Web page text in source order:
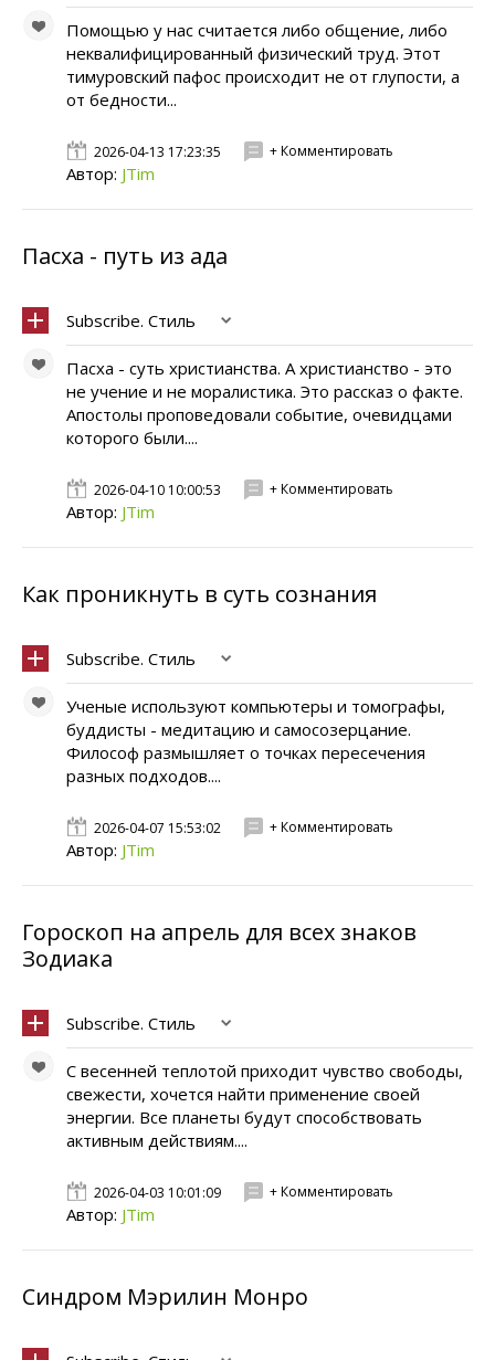
Помощью у нас считается либо общение, либо
неквалифицированный физический труд. Этот
тимуровский пафос происходит не от глупости, а
от бедности...
2026-04-13 17:23:35 + Комментировать
Автор: JTim
Пасха - путь из ада
Subscribe. Стиль
Пасха - суть христианства. А христианство - это
не учение и не моралистика. Это рассказ о факте.
Апостолы проповедовали событие, очевидцами
которого были....
2026-04-10 10:00:53 + Комментировать
Автор: JTim
Как проникнуть в суть сознания
Subscribe. Стиль
Ученые используют компьютеры и томографы,
буддисты - медитацию и самосозерцание.
Философ размышляет о точках пересечения
разных подходов....
2026-04-07 15:53:02 + Комментировать
Автор: JTim
Гороскоп на апрель для всех знаков
Зодиака
Subscribe. Стиль
С весенней теплотой приходит чувство свободы,
свежести, хочется найти применение своей
энергии. Все планеты будут способствовать
активным действиям....
2026-04-03 10:01:09 + Комментировать
Автор: JTim
Синдром Мэрилин Монро